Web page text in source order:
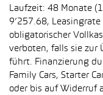
Laufzeit: 48 Monate
9’257.68,
obligatorischer
verboten, falls sie zur
führt. Finanzierung
Family Cars, Starter
oder bis auf Widerruf